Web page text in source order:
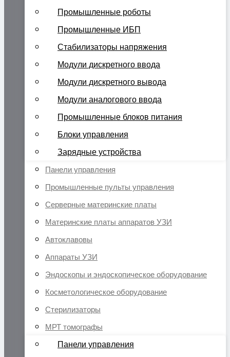
Промышленные роботы
Промышленные ИБП
Стабилизаторы напряжения
Модули дискретного ввода
Модули дискретного вывода
Модули аналогового ввода
Промышленные блоков питания
Блоки управления
Зарядные устройства
Панели управления
Промышленные пульты управления
Серверные материнские платы
Материнские платы аппаратов УЗИ
Автоклавовы
Аппараты УЗИ
Эндоскопы и эндоскопическое оборудование
Косметологическое оборудование
Стерилизаторы
МРТ томографы
Панели управления